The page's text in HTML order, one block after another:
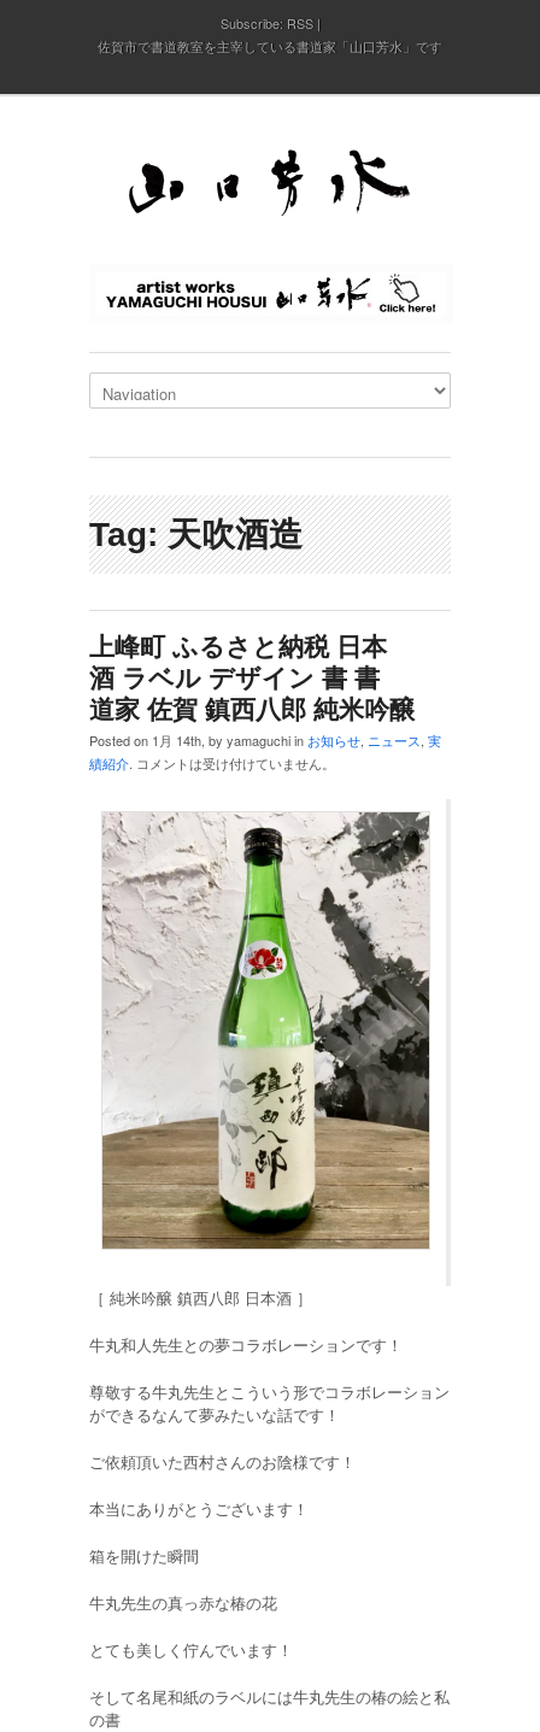
Subscribe: RSS
佐賀市で書道教室を主宰している書道家「山口芳水」です
Tag: 天吹酒造
上峰町 ふるさと納税 日本
酒 ラベル デザイン 書 書
道家 佐賀 鎮西八郎 純米吟醸
Posted on 1月 14th, by yamaguchi in お知らせ, ニュース, 実
績紹介. コメントは受け付けていません。
［ 純米吟醸 鎮西八郎 日本酒 ］
牛丸和人先生との夢コラボレーションです！
尊敬する牛丸先生とこういう形でコラボレーション
ができるなんて夢みたいな話です！
ご依頼頂いた西村さんのお陰様です！
本当にありがとうございます！
箱を開けた瞬間
牛丸先生の真っ赤な椿の花
とても美しく佇んでいます！
そして名尾和紙のラベルには牛丸先生の椿の絵と私
の書